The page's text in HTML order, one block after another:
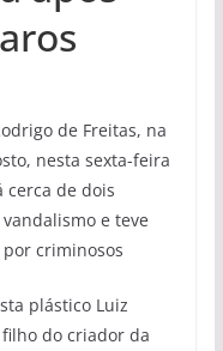
de Freitas, na
nesta sexta-feira
cerca de dois
e teve
criminosos
plástico Luiz
do criador da